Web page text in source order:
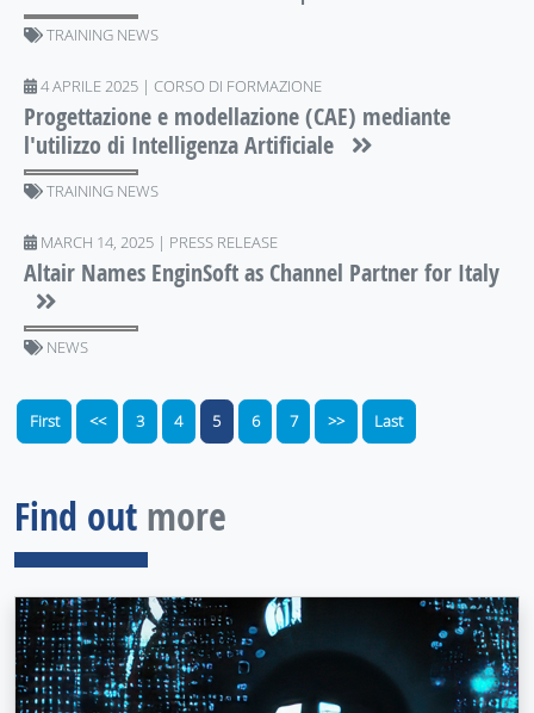
TRAINING NEWS
4 APRILE 2025 | CORSO DI FORMAZIONE
Progettazione e modellazione (CAE) mediante
l'utilizzo di Intelligenza Artificiale
TRAINING NEWS
MARCH 14, 2025 | PRESS RELEASE
Altair Names EnginSoft as Channel Partner for Italy
NEWS
First << 3 4 5 6 7 >> Last
Find out more